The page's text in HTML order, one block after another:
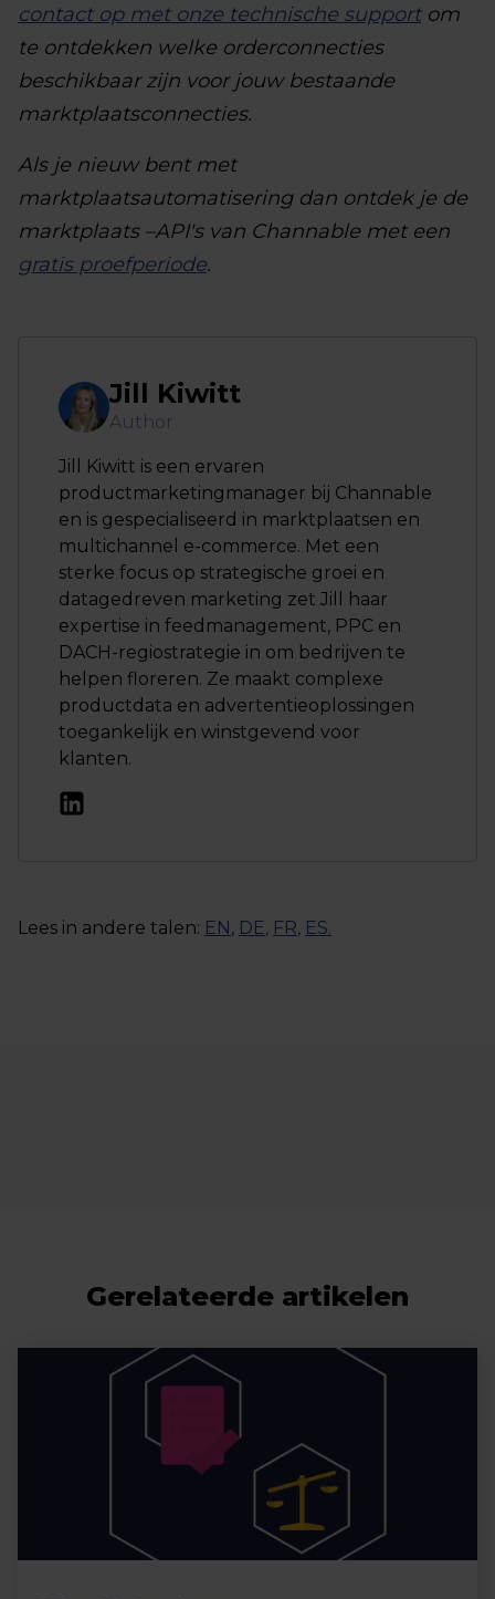
contact op met onze technische supportom
te ontdekken welke orderconnecties
beschikbaar zijn voor jouw bestaande
marktplaatsconnecties.
Als je nieuw bent met
marktplaatsautomatisering dan ontdek je de
marktplaats –API's van Channable met een
gratis proefperiode.
Jill Kiwitt
Author
Jill Kiwitt is een ervaren
productmarketingmanager bij Channable
en is gespecialiseerd in marktplaatsen en
multichannel e-commerce. Met een
sterke focus op strategische groei en
datagedreven marketing zet Jill haar
expertise in feedmanagement, PPC en
DACH-regiostrategie in om bedrijven te
helpen floreren. Ze maakt complexe
productdata en advertentieoplossingen
toegankelijk en winstgevend voor
klanten.
Lees in andere talen: EN, DE, FR, ES.
Gerelateerde artikelen